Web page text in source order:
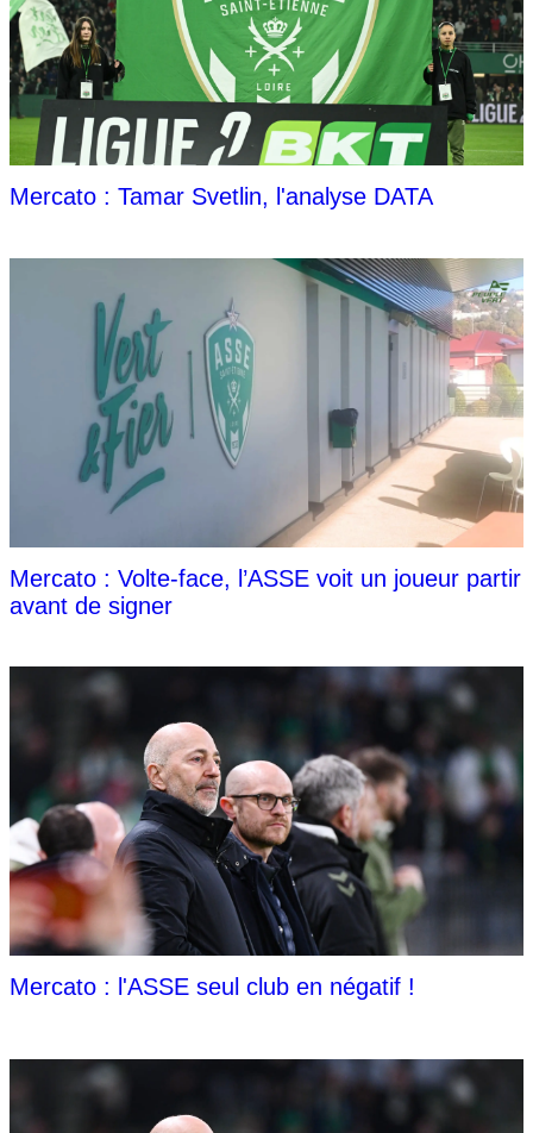
Mercato : Tamar Svetlin, l'analyse DATA
Mercato : Volte-face, l’ASSE voit un joueur partir
avant de signer
Mercato : l'ASSE seul club en négatif !